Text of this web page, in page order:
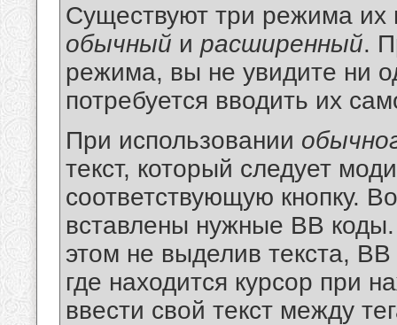
Существуют три режима их
обычный и расширенный.
режима, вы не увидите ни
потребуется вводить их
При использовании
текст, который следует
соответствующую кнопку.
вставлены нужные BB
этом не выделив текста,
где находится курсор при
ввести свой текст между